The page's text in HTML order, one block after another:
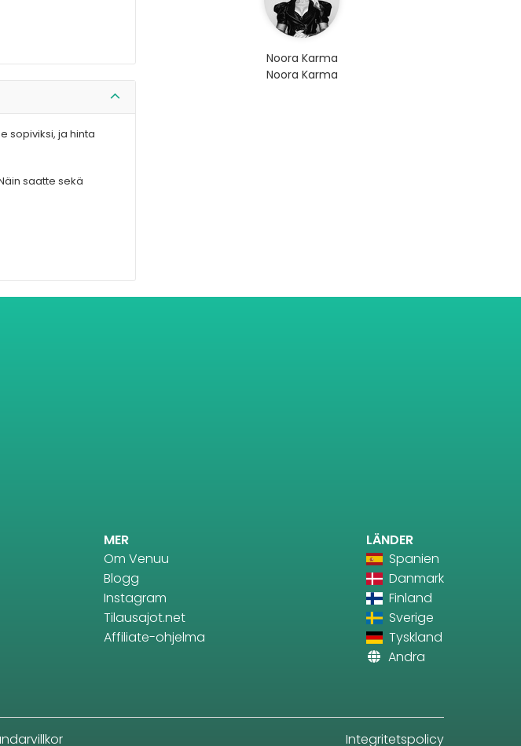
sopiviksi, ja hinta
saatte sekä
Noora Karma
Noora Karma
MER
Om Venuu
Blogg
Instagram
Tilausajot.net
Affiliate-ohjelma
LÄNDER
Spanien
Danmark
Finland
Sverige
Tyskland
Andra
Integritetspolicy